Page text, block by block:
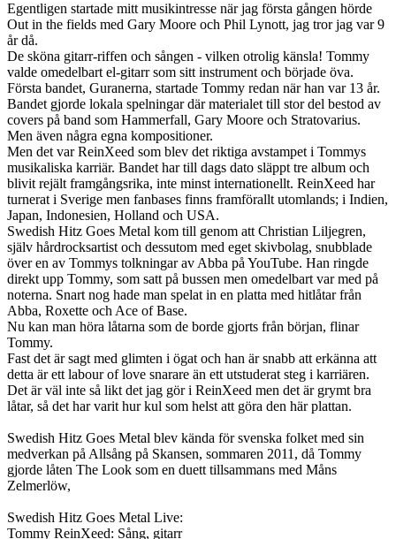
Egentligen startade mitt musikintresse när jag första gången hörde
Out in the fields med Gary Moore och Phil Lynott, jag tror jag var 9
år då.
De sköna gitarr-riffen och sången - vilken otrolig känsla! Tommy
valde omedelbart el-gitarr som sitt instrument och började öva.
Första bandet, Guranerna, startade Tommy redan när han var 13 år.
Bandet gjorde lokala spelningar där materialet till stor del bestod av
covers på band som Hammerfall, Gary Moore och Stratovarius.
Men även några egna kompositioner.
Men det var ReinXeed som blev det riktiga avstampet i Tommys
musikaliska karriär. Bandet har till dags dato släppt tre album och
blivit rejält framgångsrika, inte minst internationellt. ReinXeed har
turnerat i Sverige men fanbases finns framförallt utomlands; i Indien,
Japan, Indonesien, Holland och USA.
Swedish Hitz Goes Metal kom till genom att Christian Liljegren,
själv hårdrocksartist och dessutom med eget skivbolag, snubblade
över en av Tommys tolkningar av Abba på YouTube. Han ringde
direkt upp Tommy, som satt på bussen men omedelbart var med på
noterna. Snart nog hade man spelat in en platta med hitlåtar från
Abba, Roxette och Ace of Base.
Nu kan man höra låtarna som de borde gjorts från början, flinar
Tommy.
Fast det är sagt med glimten i ögat och han är snabb att erkänna att
detta är ett labour of love snarare än ett utstuderat steg i karriären.
Det är väl inte så likt det jag gör i ReinXeed men det är grymt bra
låtar, så det har varit hur kul som helst att göra den här plattan.
Swedish Hitz Goes Metal blev kända för svenska folket med sin
medverkan på Allsång på Skansen, sommaren 2011, då Tommy
gjorde låten The Look som en duett tillsammans med Måns
Zelmerlöw,
Swedish Hitz Goes Metal Live:
Tommy ReinXeed: Sång, gitarr